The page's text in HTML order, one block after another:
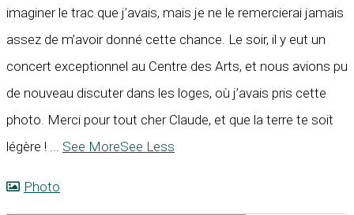
imaginer le trac que j’avais, mais je ne le remercierai jamais
assez de m’avoir donné cette chance. Le soir, il y eut un
concert exceptionnel au Centre des Arts, et nous avions pu
de nouveau discuter dans les loges, où j’avais pris cette
photo. Merci pour tout cher Claude, et que la terre te soit
légère !
See MoreSee Less
Photo